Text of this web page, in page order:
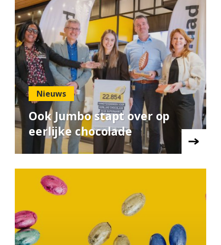
Nieuws
Ook Jumbo stapt over op
eerlijke chocolade